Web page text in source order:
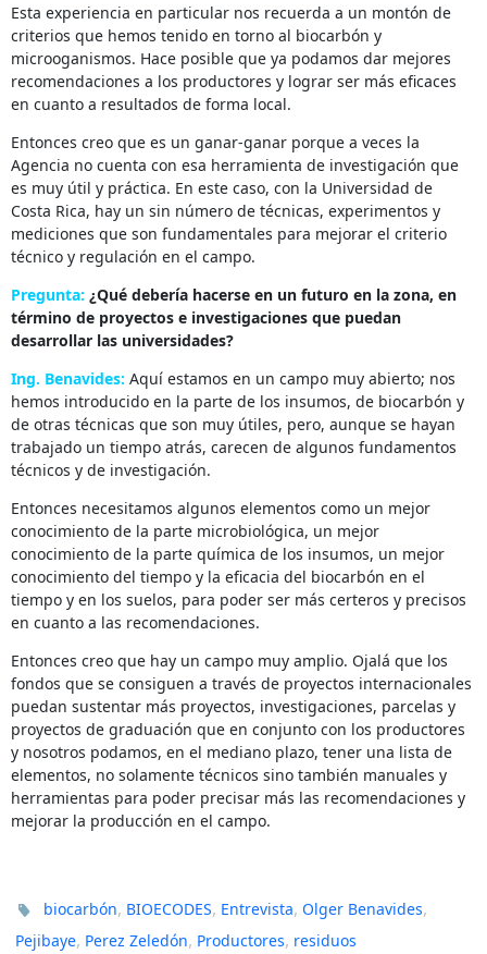
Esta experiencia en particular nos recuerda a un montón de
criterios que hemos tenido en torno al biocarbón y
microoganismos. Hace posible que ya podamos dar mejores
recomendaciones a los productores y lograr ser más eficaces
en cuanto a resultados de forma local.
Entonces creo que es un ganar-ganar porque a veces la
Agencia no cuenta con esa herramienta de investigación que
es muy útil y práctica. En este caso, con la Universidad de
Costa Rica, hay un sin número de técnicas, experimentos y
mediciones que son fundamentales para mejorar el criterio
técnico y regulación en el campo.
Pregunta: ¿Qué debería hacerse en un futuro en la zona, en
término de proyectos e investigaciones que puedan
desarrollar las universidades?
Ing. Benavides: Aquí estamos en un campo muy abierto; nos
hemos introducido en la parte de los insumos, de biocarbón y
de otras técnicas que son muy útiles, pero, aunque se hayan
trabajado un tiempo atrás, carecen de algunos fundamentos
técnicos y de investigación.
Entonces necesitamos algunos elementos como un mejor
conocimiento de la parte microbiológica, un mejor
conocimiento de la parte química de los insumos, un mejor
conocimiento del tiempo y la eficacia del biocarbón en el
tiempo y en los suelos, para poder ser más certeros y precisos
en cuanto a las recomendaciones.
Entonces creo que hay un campo muy amplio. Ojalá que los
fondos que se consiguen a través de proyectos internacionales
puedan sustentar más proyectos, investigaciones, parcelas y
proyectos de graduación que en conjunto con los productores
y nosotros podamos, en el mediano plazo, tener una lista de
elementos, no solamente técnicos sino también manuales y
herramientas para poder precisar más las recomendaciones y
mejorar la producción en el campo.
biocarbón, BIOECODES, Entrevista,Olger Benavides,
Pejibaye, Perez Zeledón, Productores, residuos